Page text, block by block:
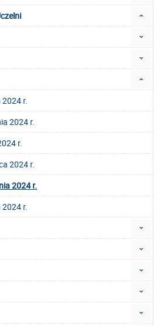
r.
2024 r.
r.
2024 r.
2024 r.
r.